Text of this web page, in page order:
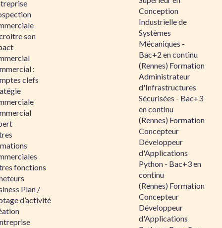
son
:
clefs
fonctions
Plan /
d’activité
Conception
Industrielle de
Systèmes
Mécaniques -
Bac+2 en continu
(Rennes) Formation
Administrateur
d'Infrastructures
Sécurisées - Bac+3
en continu
(Rennes) Formation
Concepteur
Développeur
d'Applications
Python - Bac+3 en
continu
(Rennes) Formation
Concepteur
Développeur
d'Applications